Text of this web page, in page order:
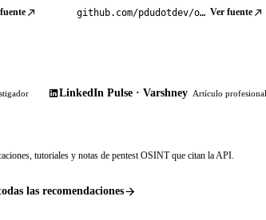
github.com/pdudotdev/ofm Ver fuente
LinkedIn Pulse · Varshney Artículo profesional
tutoriales y notas de pentest OSINT que citan la API.
las recomendaciones